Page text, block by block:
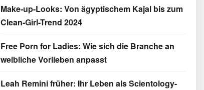
Make-up-Looks: Von ägyptischem Kajal bis zum
Clean-Girl-Trend 2024
Free Porn for Ladies: Wie sich die Branche an
weibliche Vorlieben anpasst
Leah Remini früher: Ihr Leben als Scientology-